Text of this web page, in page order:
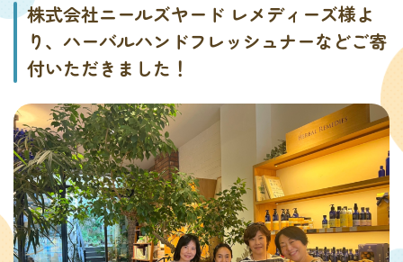
株式会社ニールズヤード レメディーズ様よ
り、ハーバルハンドフレッシュナーなどご寄
付いただきました！